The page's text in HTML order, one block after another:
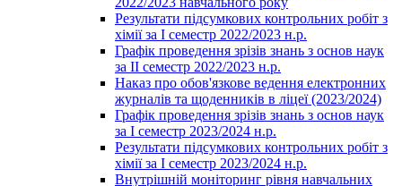
Результати підсумкових контрольних робіт з
хімії за І семестр 2022/2023 н.р.
Графік проведення зрізів знань з основ наук
за ІІ семестр 2022/2023 н.р.
Наказ про обов'язкове ведення електронних
журналів та щоденників в ліцеї (2023/2024)
Графік проведення зрізів знань з основ наук
за І семестр 2023/2024 н.р.
Результати підсумкових контрольних робіт з
хімії за І семестр 2023/2024 н.р.
Внутрішній моніторинг рівня навчальних